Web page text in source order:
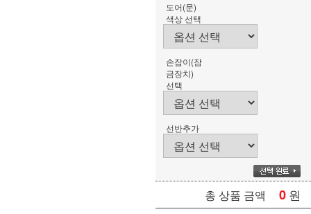
도어(문)
색상 선택
손잡이(잠
금장치)
선택
선반추가
총 상품 금액 0 원